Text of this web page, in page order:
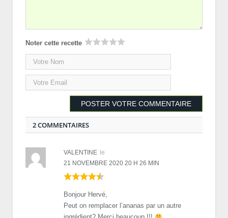
Noter cette recette
2 COMMENTAIRES
VALENTINE le
21 NOVEMBRE 2020 20 H 26 MIN
Bonjour Hervé,
Peut on remplacer l’ananas par un autre